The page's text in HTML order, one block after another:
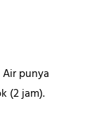
punya
(2 jam).